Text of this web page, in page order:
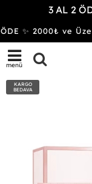
3 AL 2
✨ 2000₺ ve
menü
KARGO
BEDAVA